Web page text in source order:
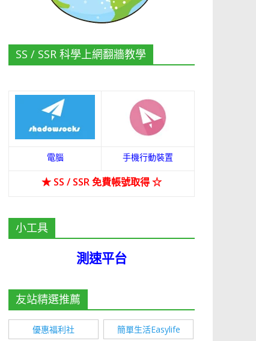
SS / SSR 科學上網翻牆教學
電腦 手機行動裝置
★ SS / SSR 免費帳號取得☆
小工具
測速平台
友站精選推薦
優惠福利社 簡單生活Easylife